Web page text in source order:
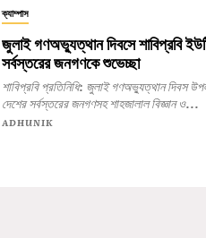
ক্যাম্পাস
জুলাই গণঅভ্যুত্থান দিবসে শাবিপ্রবি
সর্বস্তরের জনগণকে শুভেচ্ছা
শাবিপ্রবি প্রতিনিধি: জুলাই গণঅভ্যুত্থান দিবস উপলক্ষ্যে
দেশের সর্বস্তরের জনগণসহ শাহজালাল বিজ্ঞান ও...
ADHUNIK